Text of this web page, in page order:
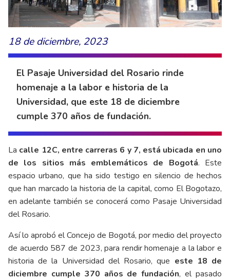
18 de diciembre, 2023
El Pasaje Universidad del Rosario rinde
homenaje a la labor e historia de la
Universidad, que este 18 de diciembre
cumple 370 años de fundación.
La calle 12C, entre carreras 6 y 7, está ubicada en uno
de los sitios más emblemáticos de Bogotá. Este
espacio urbano, que ha sido testigo en silencio de hechos
que han marcado la historia de la capital, como El Bogotazo,
en adelante también se conocerá como Pasaje Universidad
del Rosario.
Así lo aprobó el Concejo de Bogotá, por medio del proyecto
de acuerdo 587 de 2023, para rendir homenaje a la labor e
historia de la Universidad del Rosario, que este 18 de
diciembre cumple 370 años de fundación, el pasado